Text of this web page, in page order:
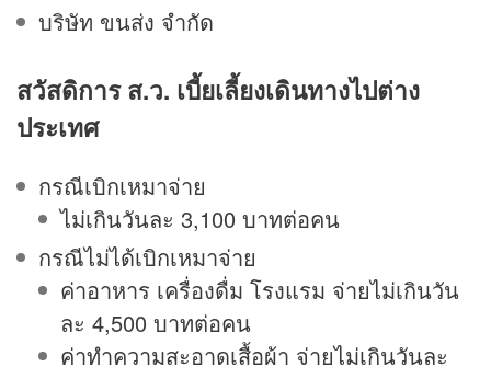
บริษัท ขนส่ง จำกัด
สวัสดิการ ส.ว. เบี้ยเลี้ยงเดินทางไปต่าง
ประเทศ
กรณีเบิกเหมาจ่าย
ไม่เกินวันละ 3,100 บาทต่อคน
กรณีไม่ได้เบิกเหมาจ่าย
ค่าอาหาร เครื่องดื่ม โรงแรม จ่ายไม่เกินวัน
ละ 4,500 บาทต่อคน
ค่าทำความสะอาดเสื้อผ้า จ่ายไม่เกินวันละ